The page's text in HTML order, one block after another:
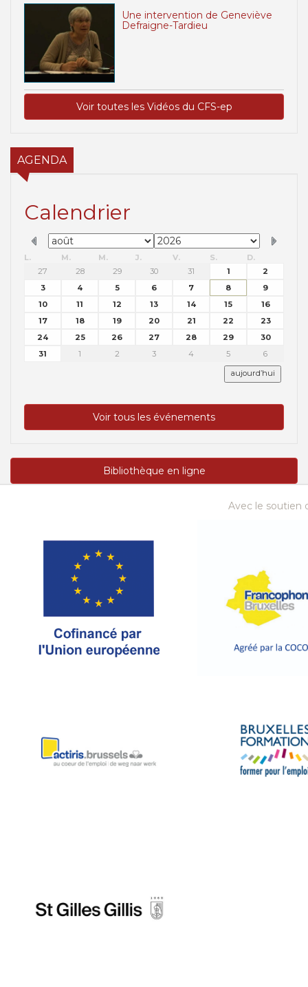
Une intervention de Geneviève
Defraigne-Tardieu
Voir toutes les Vidéos du CFS-ep
AGENDA
Calendrier
L. M. M. J. V. S.
D.
27
28 29 30 31 1
2
3
4 5 6 7 8
9
10
11 12 13 14 15
16
17
18 19 20 21 22
23
24
25 26 27 28 29
30
31
1 2 3 4 5 6
aujourd’hui
Voir tous les événements
Bibliothèque en ligne
Avec le soutien